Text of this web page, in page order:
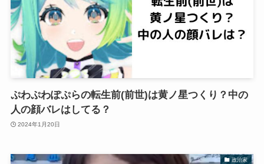
ぷわぷわぽぷらの転生前(前世)は黄ノ星つくり？中の
人の顔バレはしてる？
2024年1月20日
政治家